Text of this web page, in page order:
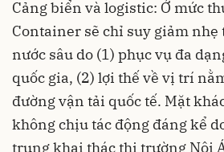
Cảng biển và logistic: Ở mức
Container sẽ chỉ suy giảm nhẹ
nước sâu do (1) phục vụ đa
quốc gia, (2) lợi thế về vị trí
đường vận tải quốc tế. Mặt
không chịu tác động đáng kể
trung khai thác thị trường Nội